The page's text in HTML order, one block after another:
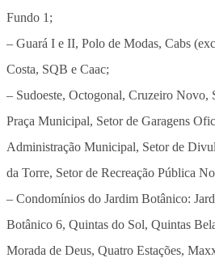
Fundo 1;
– Guará I e II, Polo de Modas, Cabs
Costa, SQB e Caac;
– Sudoeste, Octogonal, Cruzeiro Novo,
Praça Municipal, Setor de Garagens
Administração Municipal, Setor de
da Torre, Setor de Recreação Pública
– Condomínios do Jardim Botânico:
Botânico 6, Quintas do Sol, Quintas
Morada de Deus, Quatro Estações,